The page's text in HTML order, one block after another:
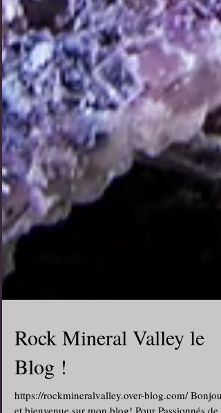
Rock Mineral Valley le
Blog !